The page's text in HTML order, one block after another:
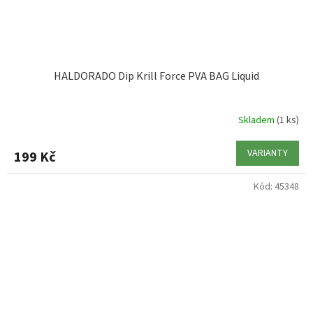
HALDORADO Dip Krill Force PVA BAG Liquid
Skladem (1 ks)
199 Kč VARIANTY
Kód: 45348